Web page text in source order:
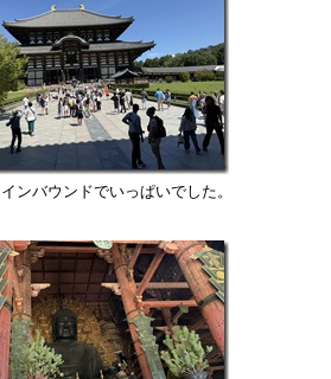
ンバウンドでいっぱいでした。